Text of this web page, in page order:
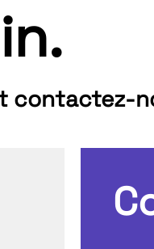
contactez-